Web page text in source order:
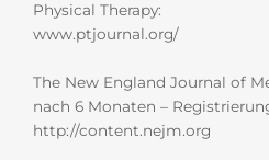
Physical Therapy:
www.ptjournal.org/
The New England Journal of
nach 6 Monaten –
http://content.nejm.org